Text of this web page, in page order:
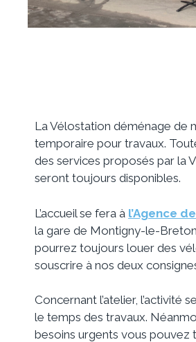
La Vélostation déménage de
temporaire pour travaux.
des services proposés par la
seront toujours disponibles.
L’accueil se fera à l’Agence
la gare de Montigny-le-
pourrez toujours louer des
souscrire à nos deux
Concernant l’atelier, l’activité
le temps des travaux.
besoins urgents vous pouvez